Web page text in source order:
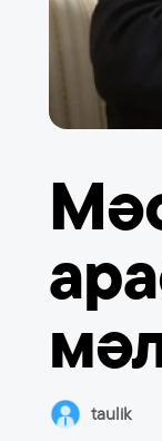
taulik